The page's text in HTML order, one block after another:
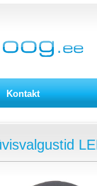
Kontakt